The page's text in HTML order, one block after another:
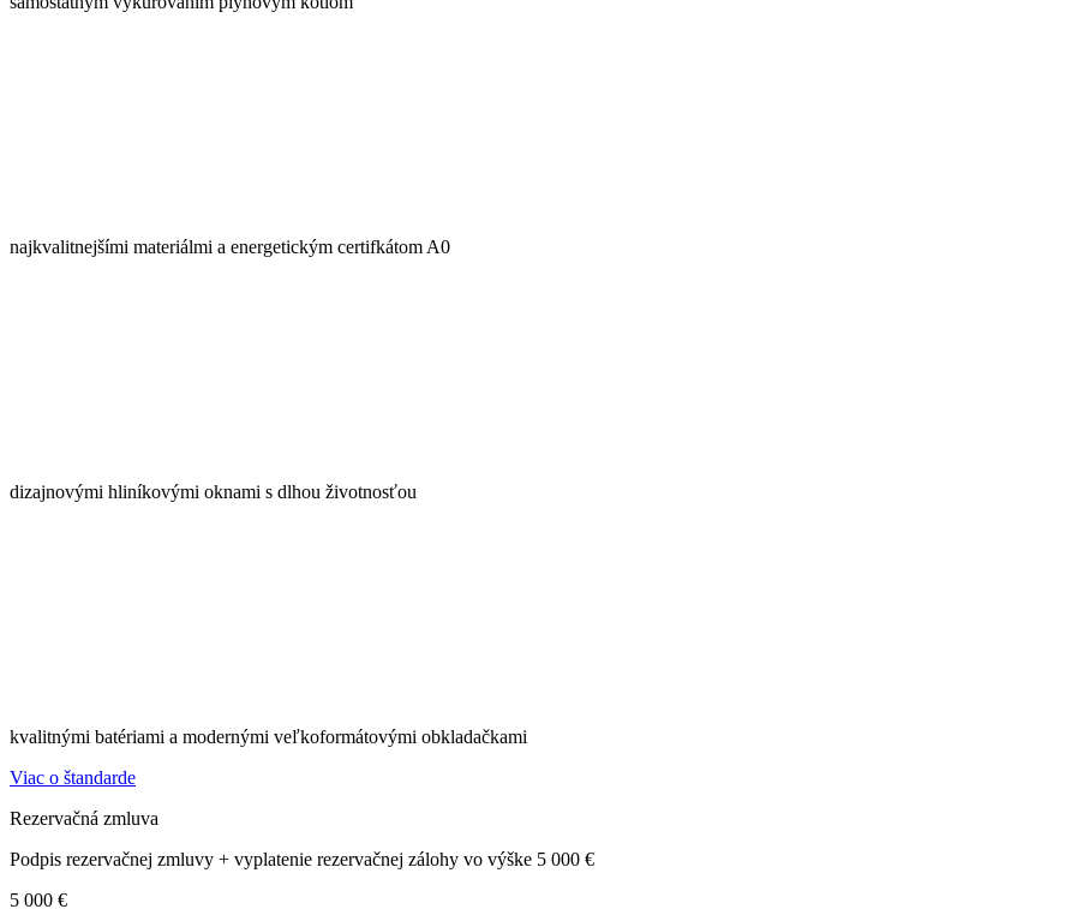
najkvalitnejšími materiálmi a energetickým certifkátom A0
dizajnovými hliníkovými oknami s dlhou životnosťou
kvalitnými batériami a modernými veľkoformátovými obkladačkami
Viac o štandarde
Rezervačná zmluva
Podpis rezervačnej zmluvy + vyplatenie rezervačnej zálohy vo výške 5 000 €
5 000 €